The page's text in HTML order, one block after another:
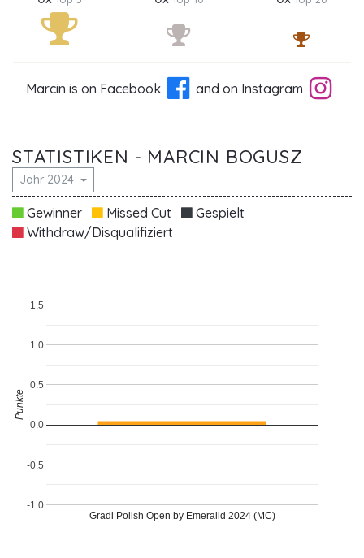
Marcin is on Facebook and on Instagram
STATISTIKEN - MARCIN BOGUSZ
Jahr 2024
Gewinner Missed Cut
Gespielt
Withdraw/Disqualifiziert
Gradi Polish Open by Emeralld 2024 (MC)
-1.0
-0.5
0.0
0.5
1.0
1.5
Punkte